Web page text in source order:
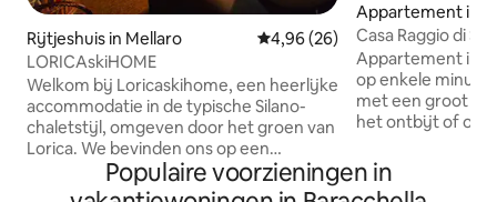
Rijtjeshuis in Mellaro Gemiddelde beoordeling van
4,96 (26)
LORICAskiHOME
Welkom bij Loricaskihome, een heerlijke
accommodatie in de typische Silano-
chaletstijl, omgeven door het groen van
Lorica. We bevinden ons op een
strategische en exclusieve locatie: naast
het Silavventura Park en op minder dan 3
Appartement in
Casa Raggio di
Appartement in
op enkele
met een groot
het ontbijt of om te
op 300 m van
hoofdstraat van
Populaire voorzieningen in